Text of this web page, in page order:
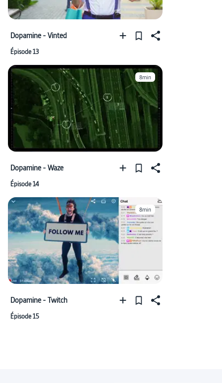
Dopamine - Vinted
Épisode 13
8min
Dopamine - Waze
Épisode 14
8min
Dopamine - Twitch
Épisode 15